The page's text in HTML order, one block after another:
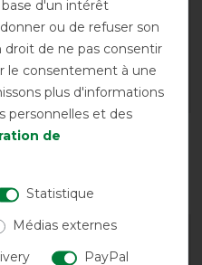
avant 79,95 €
71,95 € *
LISTE DE SOUHAITS
également
d'un intérêt
ou de refuser son
de ne pas consentir
le consentement à une
plus d'informations
personnelles et des
de
Statistique
Médias externes
PayPal